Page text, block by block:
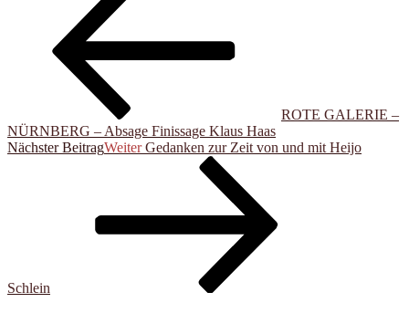
ROTE GALERIE –
NÜRNBERG – Absage Finissage Klaus Haas
Nächster BeitragWeiter Gedanken zur Zeit von und mit Heijo
Schlein